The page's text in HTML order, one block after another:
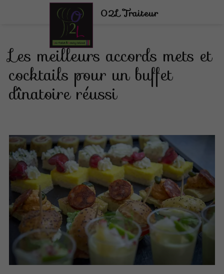
02L Traiteur
Les meilleurs accords mets et
cocktails pour un buffet
dînatoire réussi